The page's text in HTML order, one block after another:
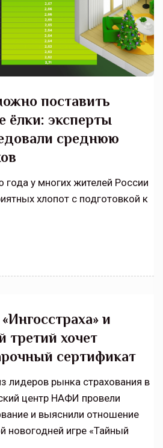
поставить
ёлки: эксперты
среднюю
года у многих жителей России
хлопот с подготовкой к
и
хочет
сертификат
лидеров рынка страхования в
центр НАФИ провели
и выяснили отношение
новогодней игре «Тайный